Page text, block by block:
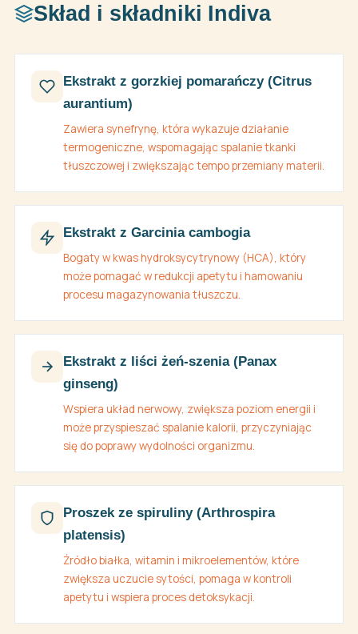
Skład i składniki Indiva
Ekstrakt z gorzkiej pomarańczy (Citrus
aurantium)
Zawiera synefrynę, która wykazuje działanie
termogeniczne, wspomagając spalanie tkanki
tłuszczowej i zwiększając tempo przemiany materii.
Ekstrakt z Garcinia cambogia
Bogaty w kwas hydroksycytrynowy (HCA), który
może pomagać w redukcji apetytu i hamowaniu
procesu magazynowania tłuszczu.
Ekstrakt z liści żeń-szenia (Panax
ginseng)
Wspiera układ nerwowy, zwiększa poziom energii i
może przyspieszać spalanie kalorii, przyczyniając
się do poprawy wydolności organizmu.
Proszek ze spiruliny (Arthrospira
platensis)
Źródło białka, witamin i mikroelementów, które
zwiększa uczucie sytości, pomaga w kontroli
apetytu i wspiera proces detoksykacji.